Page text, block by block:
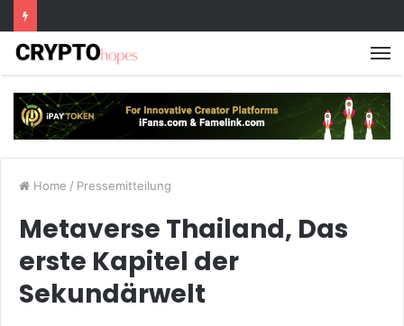
Home / Pressemitteilung
Metaverse Thailand, Das
erste Kapitel der
Sekundärwelt